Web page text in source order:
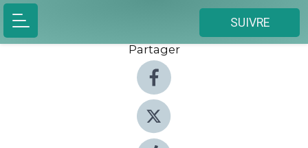
SUIVRE
Partager